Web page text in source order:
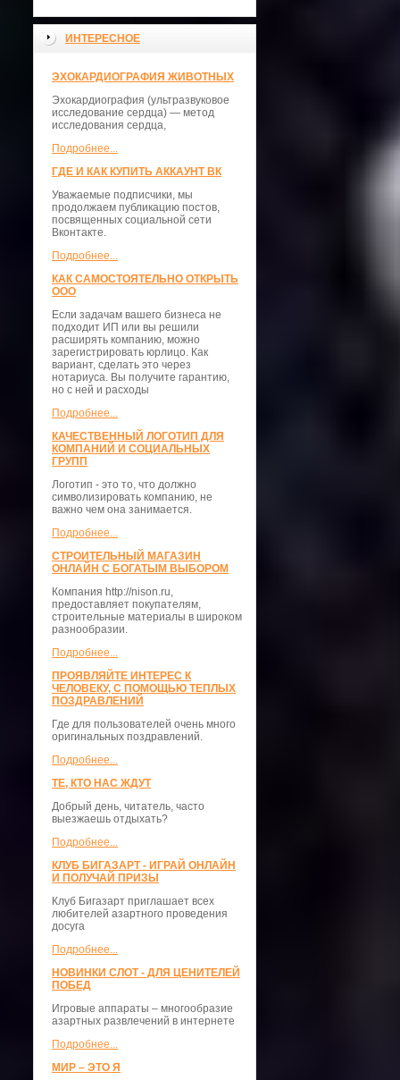
ИНТЕРЕСНОЕ
ЭХОКАРДИОГРАФИЯ ЖИВОТНЫХ
Эхокардиография (ультразвуковое
исследование сердца) — метод
исследования сердца,
Подробнее...
ГДЕ И КАК КУПИТЬ АККАУНТ ВК
Уважаемые подписчики, мы
продолжаем публикацию постов,
посвященных социальной сети
Вконтакте.
Подробнее...
КАК САМОСТОЯТЕЛЬНО ОТКРЫТЬ
ООО
Если задачам вашего бизнеса не
подходит ИП или вы решили
расширять компанию, можно
зарегистрировать юрлицо. Как
вариант, сделать это через
нотариуса. Вы получите гарантию,
но с ней и расходы
Подробнее...
КАЧЕСТВЕННЫЙ ЛОГОТИП ДЛЯ
КОМПАНИЙ И СОЦИАЛЬНЫХ
ГРУПП
Логотип - это то, что должно
символизировать компанию, не
важно чем она занимается.
Подробнее...
СТРОИТЕЛЬНЫЙ МАГАЗИН
ОНЛАЙН С БОГАТЫМ ВЫБОРОМ
Компания http://nison.ru,
предоставляет покупателям,
строительные материалы в широком
разнообразии.
Подробнее...
ПРОЯВЛЯЙТЕ ИНТЕРЕС К
ЧЕЛОВЕКУ, С ПОМОЩЬЮ ТЕПЛЫХ
ПОЗДРАВЛЕНИЙ
Где для пользователей очень много
оригинальных поздравлений.
Подробнее...
ТЕ, КТО НАС ЖДУТ
Добрый день, читатель, часто
выезжаешь отдыхать?
Подробнее...
КЛУБ БИГАЗАРТ - ИГРАЙ ОНЛАЙН
И ПОЛУЧАЙ ПРИЗЫ
Клуб Бигазарт приглашает всех
любителей азартного проведения
досуга
Подробнее...
НОВИНКИ СЛОТ - ДЛЯ ЦЕНИТЕЛЕЙ
ПОБЕД
Игровые аппараты – многообразие
азартных развлечений в интернете
Подробнее...
МИР – ЭТО Я